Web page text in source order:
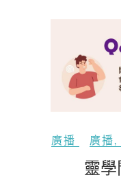
廣播 廣播,
靈學